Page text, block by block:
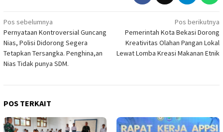
Navigasi
pos
Pos sebelumnya
Pernyataan Kontroversial Guncang
Nias, Polisi Didorong Segera
Tetapkan Tersangka. Penghina,an
Nias Tidak punya SDM.
Pos berikutnya
Pemerintah Kota Bekasi Dorong
Kreativitas Olahan Pangan Lokal
Lewat Lomba Kreasi Makanan Etnik
POS TERKAIT